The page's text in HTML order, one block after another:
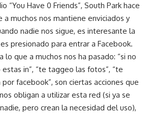
“You Have 0 Friends”, South Park hace
a muchos nos mantiene enviciados y
nadie nos sigue, es interesante la
presionado para entrar a Facebook.
lo que a muchos nos ha pasado: “si no
in”, “te taggeo las fotos”, “te
facebook”, son ciertas acciones que
obligan a utilizar esta red (si ya se
pero crean la necesidad del uso),